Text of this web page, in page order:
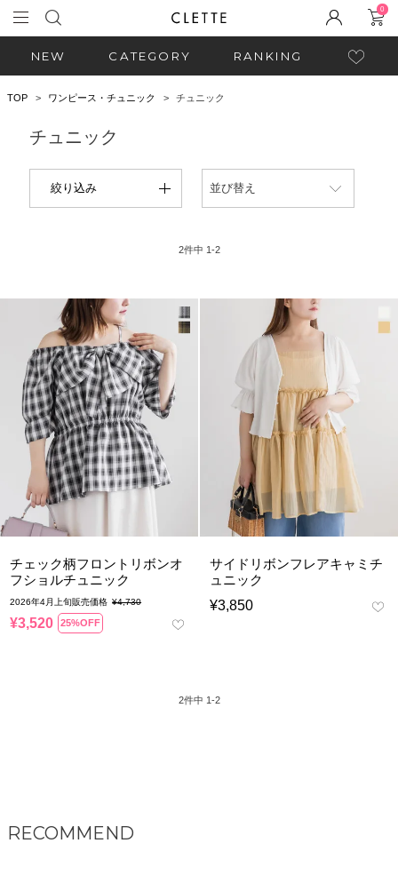
0
NEW CATEGORY RANKING
TOP ワンピース・チュニック チュニック
チュニック
絞り込み 並び替え
2件中 1-2
チェック柄フロントリボンオ
フショルチュニック
2026年4月上旬販売価格 ¥4,730
¥3,520 25%OFF
サイドリボンフレアキャミチ
ュニック
¥3,850
2件中 1-2
RECOMMEND